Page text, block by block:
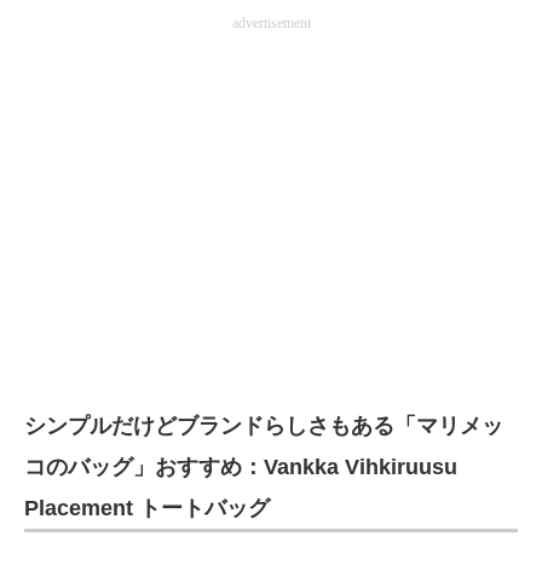
advertisement
シンプルだけどブランドらしさもある「マリメッ
コのバッグ」おすすめ：Vankka Vihkiruusu
Placement トートバッグ